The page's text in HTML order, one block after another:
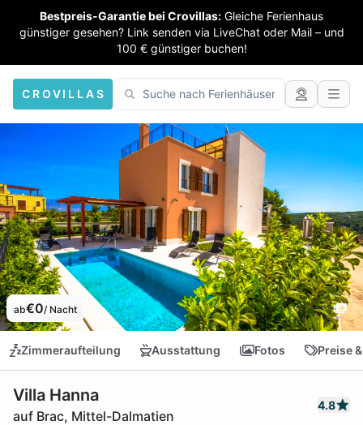
Bestpreis-Garantie bei Crovillas: Gleiche Ferienhaus
günstiger gesehen? Link senden via LiveChat oder Mail – und
100 € günstiger buchen!
CROVILLAS
ab€0/ Nacht
Zimmeraufteilung Ausstattung Fotos Preise
Villa Hanna
auf Brac, Mittel-Dalmatien
4.8